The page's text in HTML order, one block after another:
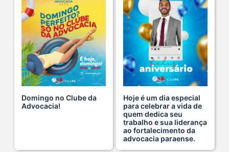
A saúde da mulher merece atenção especial em to s...
17 De Julho De 2026
Na manhã de ontem, 14/07, o diretor de saúde da s...
15 De Julho De 2026
Cuidar da mente também é cuidar da carreira.
Domingo no Clube da
Advocacia!
Hoje é um dia especial
para celebrar a vida de
quem dedica seu
trabalho e sua liderança
ao fortalecimento da
advocacia paraense.